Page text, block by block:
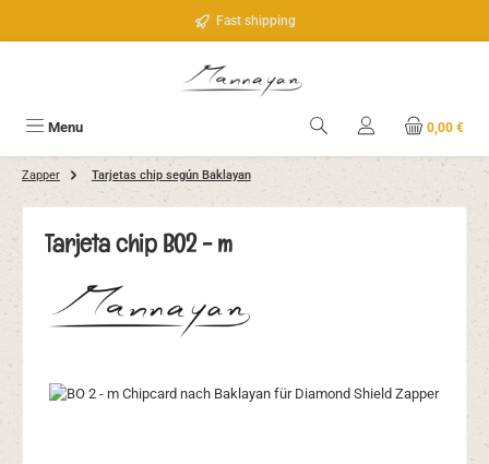
Fast shipping
Menu 0,00 €
Zapper Tarjetas chip según Baklayan
Tarjeta chip BO2 - m
Omitir galería de imágenes